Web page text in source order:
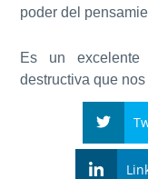
poder del
Es un
destructiva que